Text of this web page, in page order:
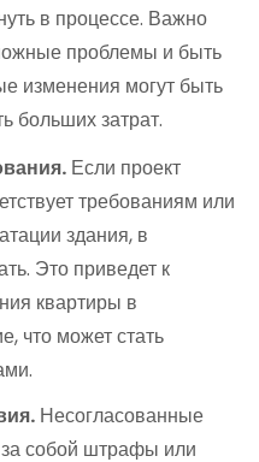
в процессе. Важно
проблемы и быть
изменения могут быть
больших затрат.
Если проект
требованиям или
здания, в
Это приведет к
квартиры в
что может стать
Несогласованные
собой штрафы или